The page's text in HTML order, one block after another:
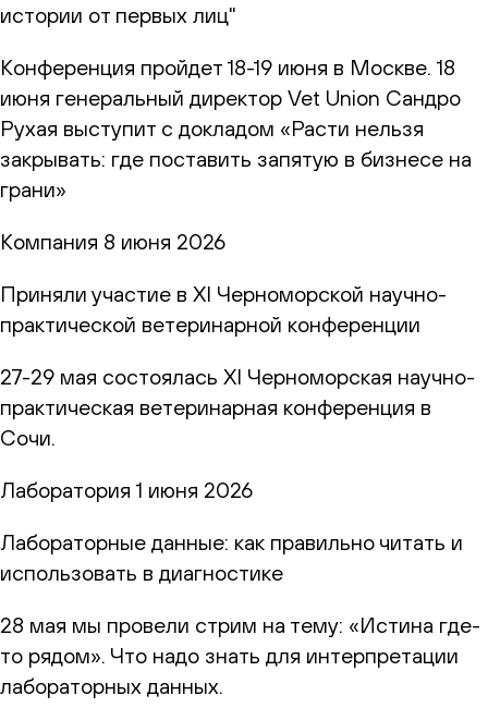
истории от первых лиц"
Конференция пройдет 18-19 июня в Москве. 18
июня генеральный директор Vet Union Сандро
Рухая выступит с докладом «Расти нельзя
закрывать: где поставить запятую в бизнесе на
грани»
Компания 8 июня 2026
Приняли участие в XI Черноморской научно-
практической ветеринарной конференции
27-29 мая состоялась XI Черноморская научно-
практическая ветеринарная конференция в
Сочи.
Лаборатория 1 июня 2026
Лабораторные данные: как правильно читать и
использовать в диагностике
28 мая мы провели стрим на тему: «Истина где-
то рядом». Что надо знать для интерпретации
лабораторных данных.